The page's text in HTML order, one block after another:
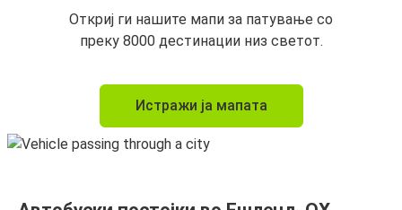
Откриј ги нашите мапи за патување со
преку 8000 дестинации низ светот.
Истражи ја мапата